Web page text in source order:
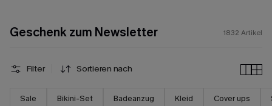
Geschenk zum Newsletter 1832 Artikel
Filter Sortieren nach
Sale Bikini-Set Badeanzug Kleid Cover ups